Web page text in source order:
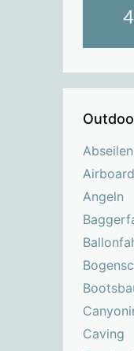
Abseilen
Angeln
Caving